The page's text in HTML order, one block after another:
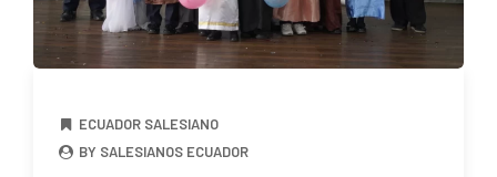
ECUADOR SALESIANO
BY SALESIANOS ECUADOR